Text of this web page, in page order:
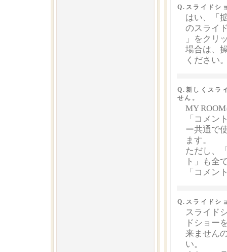
Q.スライドシ
はい、「
のスライ
」をクリ
場合は、
ください
Q.新しくスラ
せん。
MY
「コメン
ー共通で
ます。
ただし、
ト」も全
「コメン
Q.スライドシ
スライド
ドショー
来ません
い。